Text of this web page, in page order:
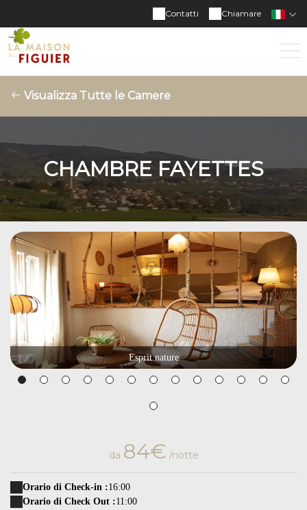
Chiamare
Contatti
Visualizza Tutte le Camere
CHAMBRE FAYETTES
Esprit nature
da 84€ /notte
Orario di Check-in :16:00
Orario di Check Out :11:00